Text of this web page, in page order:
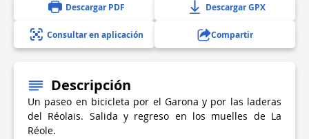
Descargar PDF Descargar GPX
Consultar en aplicación Compartir
Descripción
Un paseo en bicicleta por el Garona y por las laderas
del Réolais. Salida y regreso en los muelles de La
Réole.